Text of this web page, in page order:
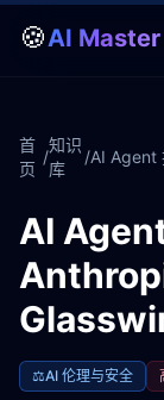
🍪AI Master
首
页
/
知识
库
/
AI
⚖️AI 伦理与安全